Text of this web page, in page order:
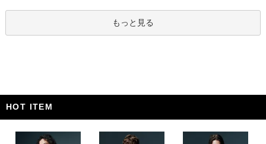
もっと見る
HOT ITEM